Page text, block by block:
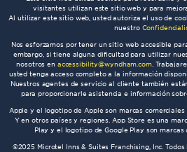
visitantes utilizan este sitio web y para
Al utilizar este sitio web, usted autoriza el uso de
nuestro
Nos esforzamos por tener un sitio web accesible
embargo, si tiene alguna dificultad para utilizar
nosotros en accessibility@wyndham.com.
usted tenga acceso completo a la información
Nuestros agentes de servicio al cliente también
para proporcionarle asistencia e información
Apple y el logotipo de Apple son marcas comerciales
Y en otros países y regiones. App Store es una
Play y el logotipo de Google Play son marcas
©2025 Microtel Inns & Suites Franchising, Inc.